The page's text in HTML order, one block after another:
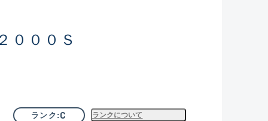
０００Ｓ
ランク C ランクについて